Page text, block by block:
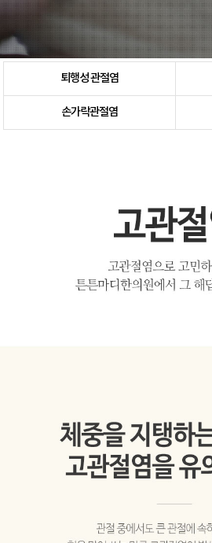
퇴행성 관절염
손가락관절염